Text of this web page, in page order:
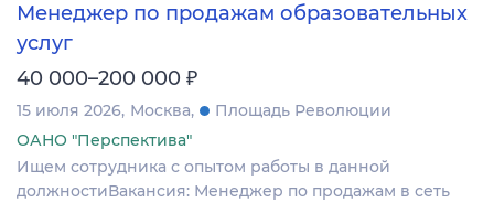
Менеджер по продажам образовательных
услуг
40 000–200 000 ₽
15 июля 2026 Москва
Площадь Революции
ОАНО "Перспектива"
Ищем сотрудника с опытом работы в данной
должностиВакансия: Менеджер по продажам в сеть